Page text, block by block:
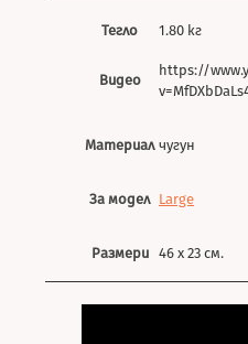
Тегло 1.80 кг
Видео
https://
Материал чугун
За модел Large
Размери 46 х 23 см.